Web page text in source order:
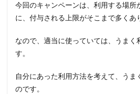
今回のキャンペーンは、利用する場所
に、付与される上限がそこまで多くあ
なので、適当に使っていては、うまく
す。
自分にあった利用方法を考えて、うま
のです。